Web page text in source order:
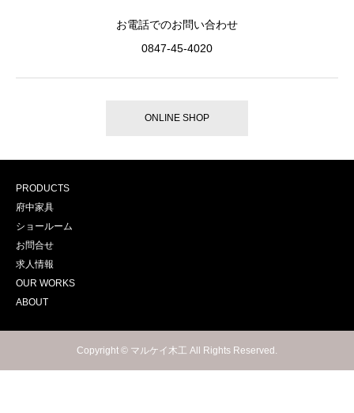
お電話でのお問い合わせ
0847-45-4020
ONLINE SHOP
PRODUCTS
府中家具
ショールーム
お問合せ
求人情報
OUR WORKS
ABOUT
Copyright © マルケイ木工 All Rights Reserved.